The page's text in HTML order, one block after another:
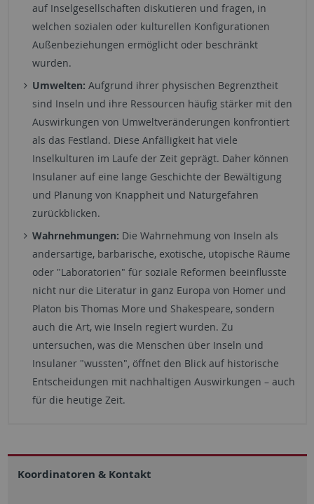
auf Inselgesellschaften diskutieren und fragen, in
welchen sozialen oder kulturellen Konfigurationen
Außenbeziehungen ermöglicht oder beschränkt
wurden.
Umwelten: Aufgrund ihrer physischen Begrenztheit
sind Inseln und ihre Ressourcen häufig stärker mit den
Auswirkungen von Umweltveränderungen konfrontiert
als das Festland. Diese Anfälligkeit hat viele
Inselkulturen im Laufe der Zeit geprägt. Daher können
Insulaner auf eine lange Geschichte der Bewältigung
und Planung von Knappheit und Naturgefahren
zurückblicken.
Wahrnehmungen: Die Wahrnehmung von Inseln als
andersartige, barbarische, exotische, utopische Räume
oder "Laboratorien" für soziale Reformen beeinflusste
nicht nur die Literatur in ganz Europa von Homer und
Platon bis Thomas More und Shakespeare, sondern
auch die Art, wie Inseln regiert wurden. Zu
untersuchen, was die Menschen über Inseln und
Insulaner "wussten", öffnet den Blick auf historische
Entscheidungen mit nachhaltigen Auswirkungen – auch
für die heutige Zeit.
Koordinatoren & Kontakt